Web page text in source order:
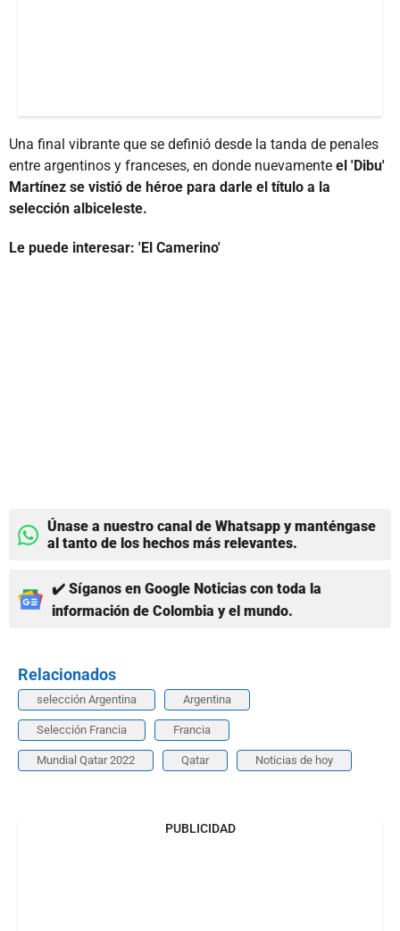
Una final vibrante que se definió desde la tanda de penales
entre argentinos y franceses, en donde nuevamente el 'Dibu'
Martínez se vistió de héroe para darle el título a la
selección albiceleste.
Le puede interesar: 'El Camerino'
Únase a nuestro canal de Whatsapp y manténgase
al tanto de los hechos más relevantes.
✔️ Síganos en Google Noticias con toda la
información de Colombia y el mundo.
Relacionados
selección Argentina Argentina
Selección Francia Francia
Mundial Qatar 2022 Qatar Noticias de hoy
PUBLICIDAD